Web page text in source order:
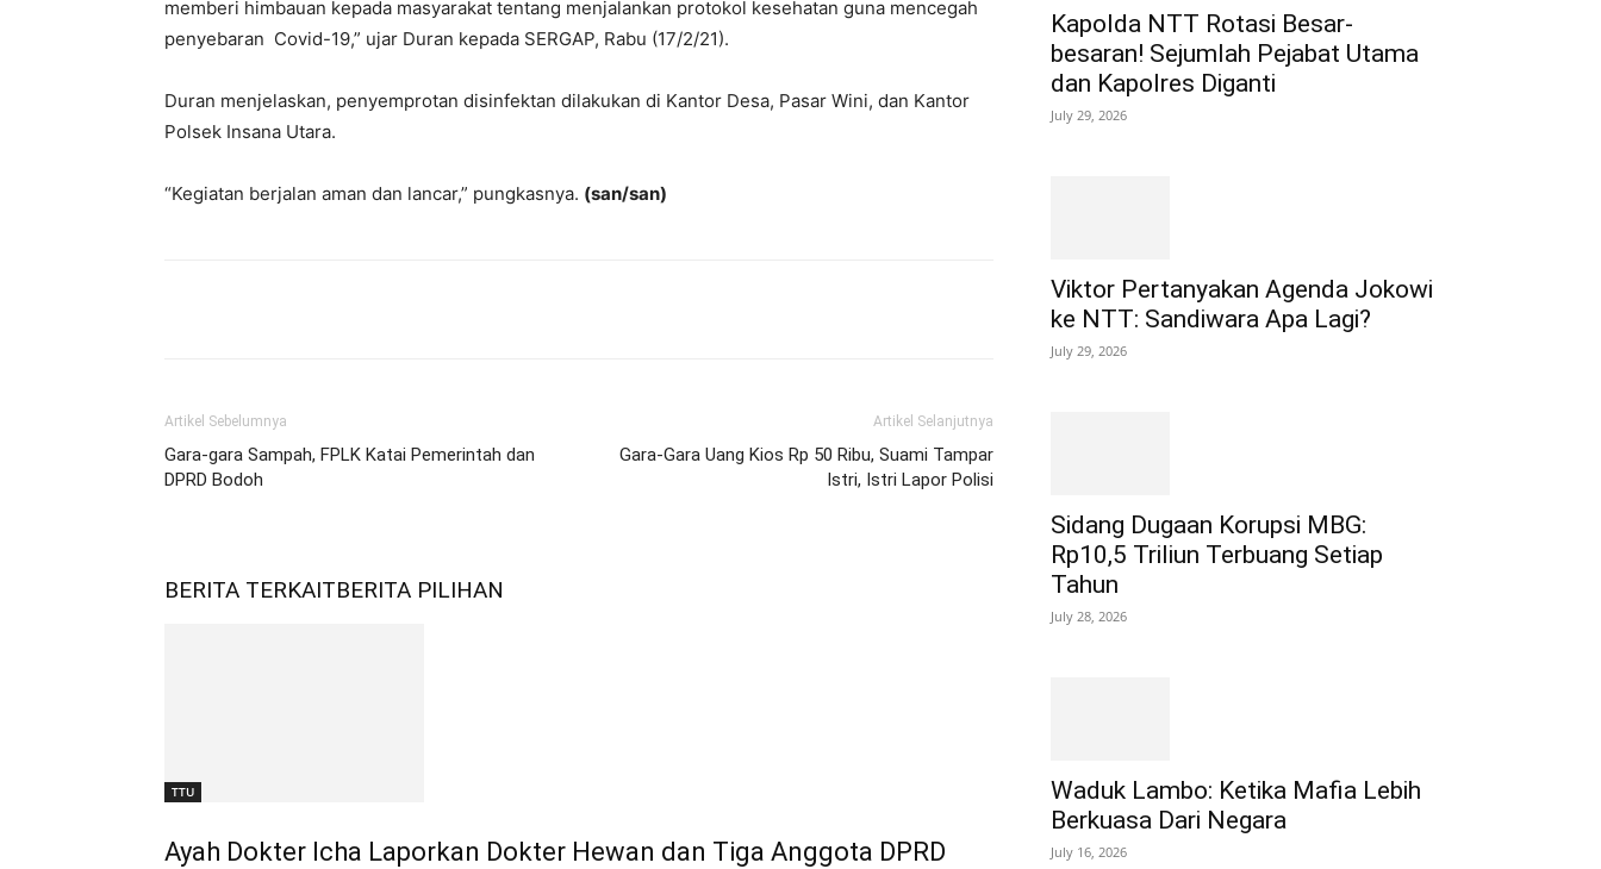
memberi himbauan kepada masyarakat tentang menjalankan protokol kesehatan guna mencegah
penyebaran Covid-19,” ujar Duran kepada SERGAP, Rabu (17/2/21).
Duran menjelaskan, penyemprotan disinfektan dilakukan di Kantor Desa, Pasar Wini, dan Kantor
Polsek Insana Utara.
“Kegiatan berjalan aman dan lancar,” pungkasnya. (san/san)
Artikel Sebelumnya
Gara-gara Sampah, FPLK Katai Pemerintah dan
DPRD Bodoh
Artikel Selanjutnya
Gara-Gara Uang Kios Rp 50 Ribu, Suami Tampar
Istri, Istri Lapor Polisi
BERITA TERKAITBERITA PILIHAN
TTU
Ayah Dokter Icha Laporkan Dokter Hewan dan Tiga Anggota DPRD
Kapolda NTT Rotasi Besar-
besaran! Sejumlah Pejabat Utama
dan Kapolres Diganti
July 29, 2026
Viktor Pertanyakan Agenda Jokowi
ke NTT: Sandiwara Apa Lagi?
July 29, 2026
Sidang Dugaan Korupsi MBG:
Rp10,5 Triliun Terbuang Setiap
Tahun
July 28, 2026
Waduk Lambo: Ketika Mafia Lebih
Berkuasa Dari Negara
July 16, 2026